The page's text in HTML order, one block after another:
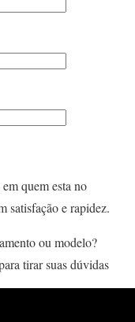
quem esta no
satisfação e rapidez.
ou modelo?
tirar suas dúvidas